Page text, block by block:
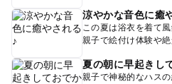
涼やかな音色に癒
この夏は浴衣を着て
親子で絵付け体験や
夏の朝に早起きし
親子で神秘的なハスの